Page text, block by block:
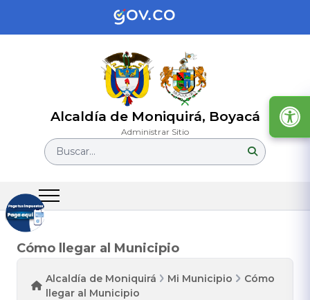
Alcaldía de Moniquirá, Boyacá
Administrar Sitio
Buscar...
Cómo llegar al Municipio
Alcaldía de Moniquirá Mi Municipio
Cómo
llegar al Municipio